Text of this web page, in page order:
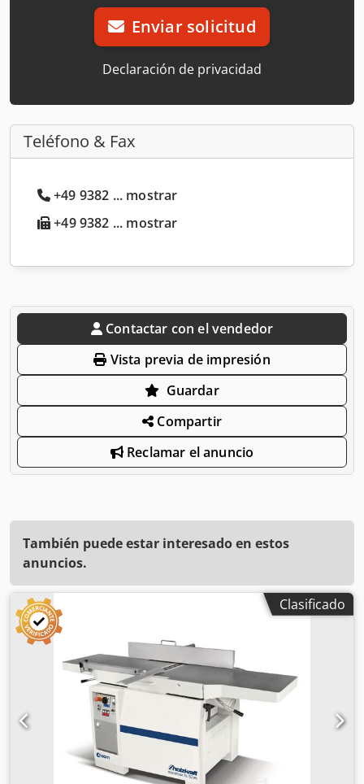
Enviar solicitud
Declaración de privacidad
Teléfono & Fax
+49 9382 ... mostrar
+49 9382 ... mostrar
Contactar con el vendedor
Vista previa de impresión
Guardar
Compartir
Reclamar el anuncio
También puede estar interesado en estos
anuncios.
Clasificado